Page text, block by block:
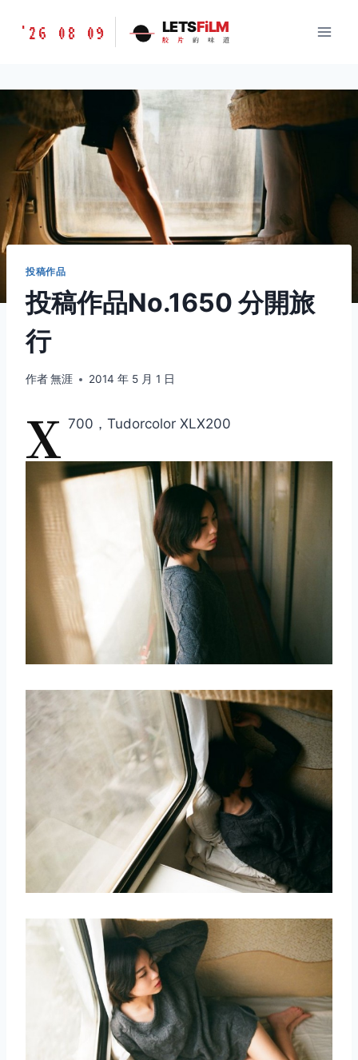
胶
味
道
LETSFILM
'26 08 09 LETSFiLM
胶 片 的 味 道
投稿作品
投稿作品No.1650 分開旅
行
作者無涯 2014 年 5 月 1 日
X 700，Tudorcolor XLX200